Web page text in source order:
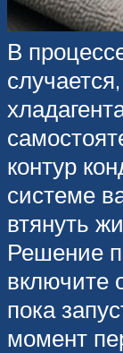
В
контур
системе
втянуть
Решение
включите
пока
момент